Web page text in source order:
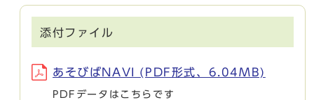
添付ファイル
あそびばNAVI (PDF形式、6.04MB)
PDFデータはこちらです